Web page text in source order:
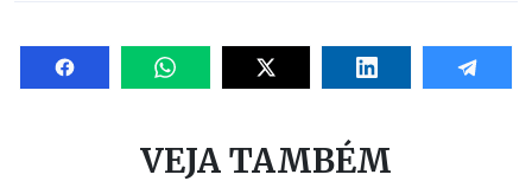
VEJA TAMBÉM